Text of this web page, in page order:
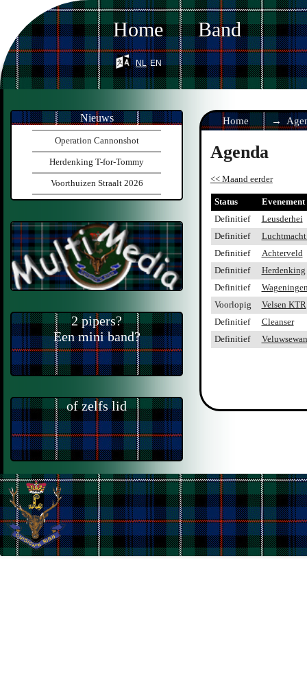
Home Band
nl en
Home
Agenda
<< Maand eerder
Status
Evenement
Definitief
Leusderhei
Definitief
Definitief
Achterveld
Definitief
Herdenking
Definitief
Voorlopig
Velsen KTR
Definitief
Cleanser
Definitief
Nieuws
Operation Cannonshot
Herdenking T-for-Tommy
Voorthuizen Straalt 2026
2 pipers?
Een mini band?
of zelfs lid